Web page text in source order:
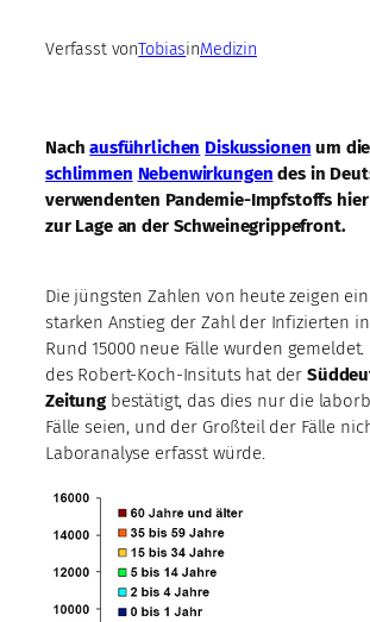
Verfasst vonTobiasinMedizin
Nachausführlichen Diskussionen um
schlimmen Nebenwirkungen des in
verwendenten Pandemie-Impfstoffs
zur Lage an der Schweinegrippefront.
Die jüngsten Zahlen von heute zeigen
starken Anstieg der Zahl der Infizierten
Rund 15000 neue Fälle wurden
des Robert-Koch-Insituts hat der
Zeitungbestätigt, das dies nur die
Fälle seien, und der Großteil der Fälle
Laboranalyse erfasst würde.